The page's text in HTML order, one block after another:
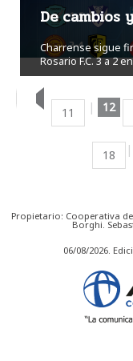
De cambios
Charrense sigue
Rosario F.C. 3 a 2
11 12
18
Propietario: Cooperativa
Borghi.
06/08/2026.